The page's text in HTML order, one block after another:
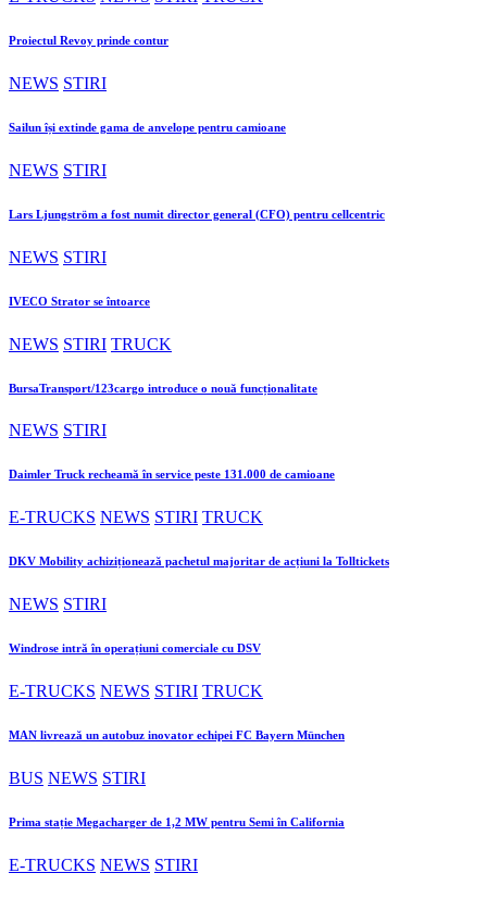
Proiectul Revoy prinde contur
NEWS STIRI
Sailun își extinde gama de anvelope pentru camioane
NEWS STIRI
Lars Ljungström a fost numit director general (CFO) pentru cellcentric
NEWS STIRI
IVECO Strator se întoarce
NEWS STIRI TRUCK
BursaTransport/123cargo introduce o nouă funcționalitate
NEWS STIRI
Daimler Truck recheamă în service peste 131.000 de camioane
E-TRUCKS NEWS STIRI TRUCK
DKV Mobility achiziționează pachetul majoritar de acțiuni la Tolltickets
NEWS STIRI
Windrose intră în operațiuni comerciale cu DSV
E-TRUCKS NEWS STIRI TRUCK
MAN livrează un autobuz inovator echipei FC Bayern München
BUS NEWS STIRI
Prima stație Megacharger de 1,2 MW pentru Semi în California
E-TRUCKS NEWS STIRI